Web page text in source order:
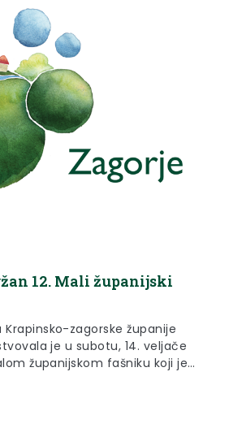
12. Mali županijski
zagorske županije
je u subotu, 14. veljače
županijskom fašniku koji je